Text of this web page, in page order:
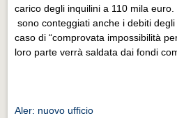
carico degli inquilini a 110 mila
sono conteggiati anche i debiti
caso di “comprovata impossibilità
loro parte verrà saldata dai fondi
Aler: nuovo ufficio